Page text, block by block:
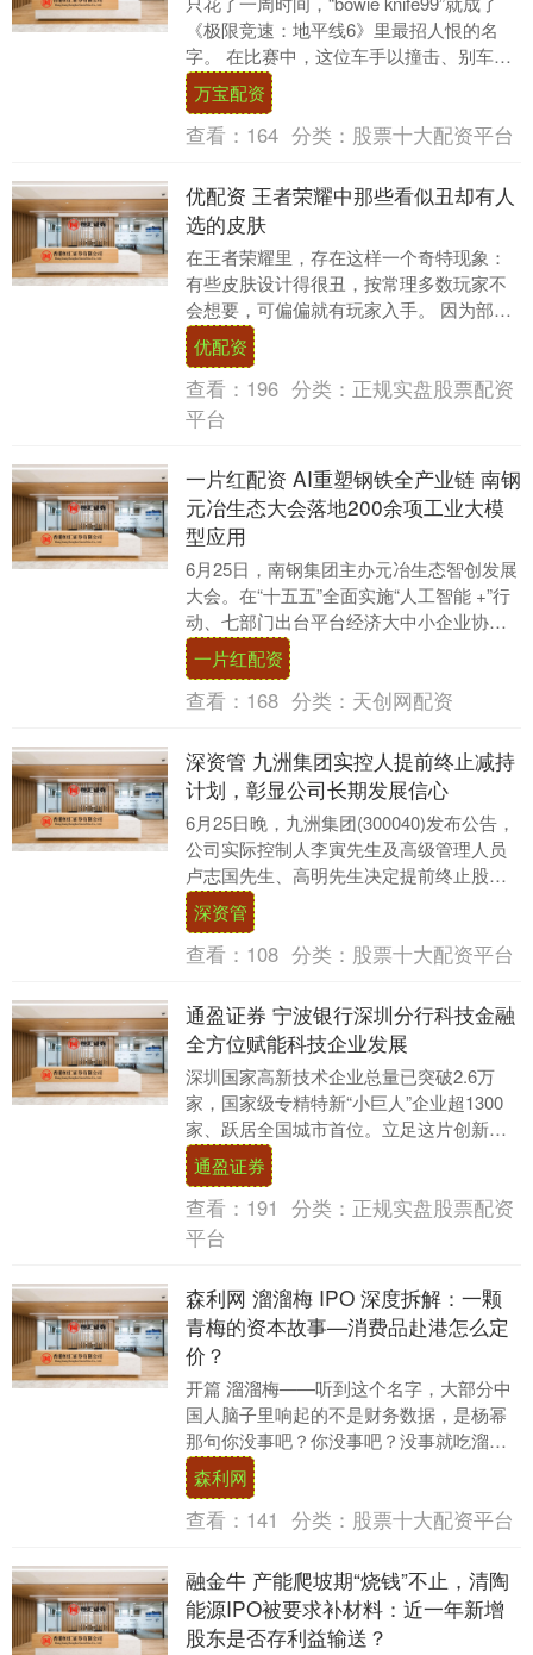
《极限竞速：地平线6》里最招人恨的名
字。 在比赛中，这位车手以撞击、别车、
甚至从高处一跃而下砸到玩家车顶等花....
万宝配资
查看： 164 分类： 股票十大配资平台
优配资 王者荣耀中那些看似丑却有人
选的皮肤
在王者荣耀里，存在这样一个奇特现象：
有些皮肤设计得很丑，按常理多数玩家不
会想要，可偏偏就有玩家入手。 因为部分
皮肤设计独特，虽外观丑，但特效与手感
出色。 对于颜....
优配资
查看： 196 分类： 正规实盘股票配资
平台
一片红配资 AI重塑钢铁全产业链 南钢
元冶生态大会落地200余项工业大模
型应用
6月25日，南钢集团主办元冶生态智创发展
大会。在“十五五”全面实施“人工智能 +”行
动、七部门出台平台经济大中小企业协同
方案的产业政策背景下，本次大会以“人工
智....
一片红配资
查看： 168 分类： 天创网配资
深资管 九洲集团实控人提前终止减持
计划，彰显公司长期发展信心
6月25日晚，九洲集团(300040)发布公告，
公司实际控制人李寅先生及高级管理人员
卢志国先生、高明先生决定提前终止股份
减持计划。公告显示，李寅先生此前计划
减持....
深资管
查看： 108 分类： 股票十大配资平台
通盈证券 宁波银行深圳分行科技金融
全方位赋能科技企业发展
深圳国家高新技术企业总量已突破2.6万
家，国家级专精特新“小巨人”企业超1300
家、跃居全国城市首位。立足这片创新创
业热土，宁波银行深圳分行始终坚定践行
金融工作....
通盈证券
查看： 191 分类： 正规实盘股票配资
平台
森利网 溜溜梅 IPO 深度拆解：一颗
青梅的资本故事—消费品赴港怎么定
价？
开篇 溜溜梅——听到这个名字，大部分中
国人脑子里响起的不是财务数据，是杨幂
那句你没事吧？你没事吧？没事就吃溜溜
梅。 2026 年 5 月 21 日，溜溜梅股份有....
森利网
查看： 141 分类： 股票十大配资平台
融金牛 产能爬坡期“烧钱”不止，清陶
能源IPO被要求补材料：近一年新增
股东是否存利益输送？